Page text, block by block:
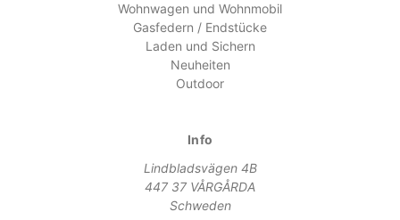
Wohnwagen und Wohnmobil
Gasfedern / Endstücke
Laden und Sichern
Neuheiten
Outdoor
Info
Lindbladsvägen 4B
447 37 VÅRGÅRDA
Schweden